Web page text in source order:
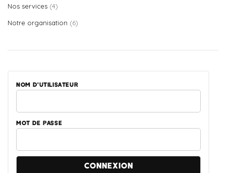
Nos services (4)
Notre organisation (6)
NOM D'UTILISATEUR
MOT DE PASSE